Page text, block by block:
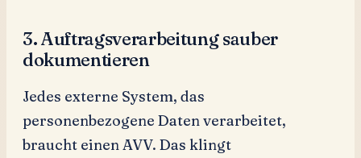
3. Auftragsverarbeitung sauber
dokumentieren
Jedes externe System, das
personenbezogene Daten verarbeitet,
braucht einen AVV. Das klingt